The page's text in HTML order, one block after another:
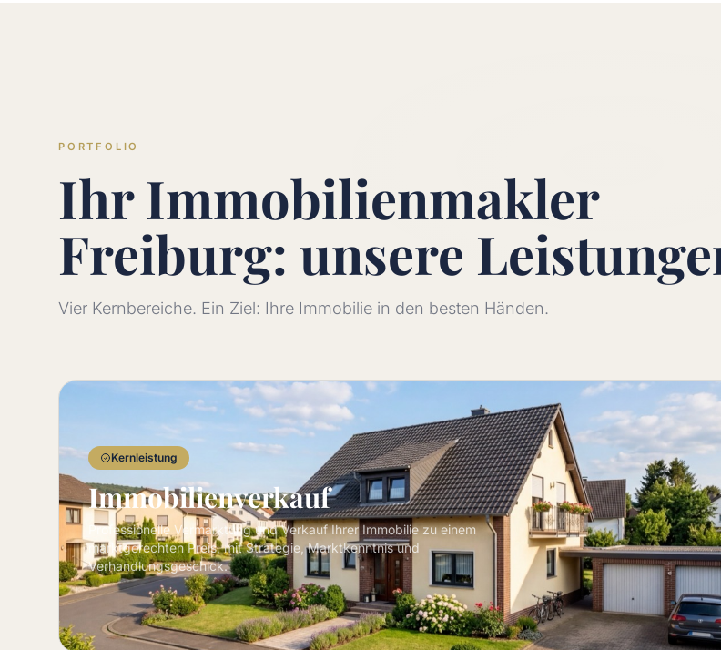
PORTFOLIO
Ihr Immobilienmakler
Freiburg: unsere
Vier Kernbereiche. Ein Ziel: Ihre Immobilie in den besten Händen.
Kernleistung
Immobilienverkauf
Professionelle Vermarktung und Verkauf Ihrer Immobilie zu einem
marktgerechten Preis, mit Strategie, Marktkenntnis und
Verhandlungsgeschick.